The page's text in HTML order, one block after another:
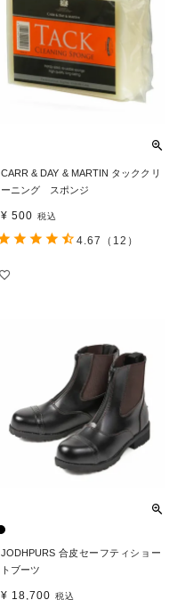
CARR & DAY & MARTIN タッククリ
ーニング スポンジ
¥ 500 税込
4.67 （12）
JODHPURS 合皮セーフティショー
トブーツ
¥ 18,700 税込